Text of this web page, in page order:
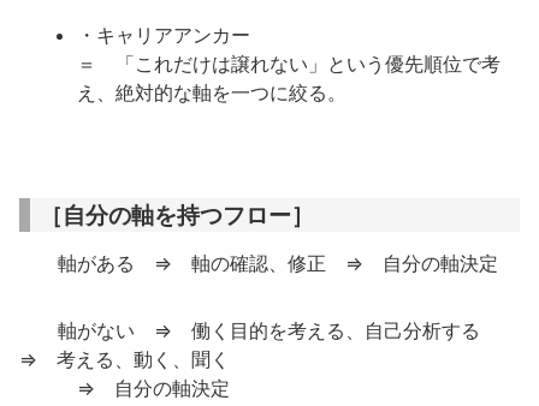
・キャリアアンカー
＝ 「これだけは譲れない」という優先順位で考
え、絶対的な軸を一つに絞る。
［自分の軸を持つフロー］
軸がある ⇒ 軸の確認、修正 ⇒ 自分の軸決定
軸がない ⇒ 働く目的を考える、自己分析する
⇒ 考える、動く、聞く
⇒ 自分の軸決定